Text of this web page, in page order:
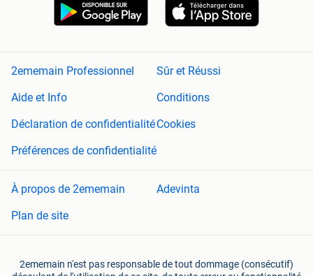
2ememain Professionnel
Sûr et Réussi
Aide et Info
Conditions
Déclaration de confidentialitéCookies
Préférences de confidentialité
À propos de 2ememain
Adevinta
Plan de site
2ememain n'est pas responsable de tout dommage (consécutif)